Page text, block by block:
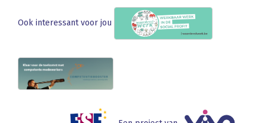
Ook interessant voor jou